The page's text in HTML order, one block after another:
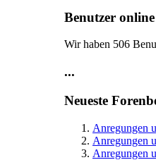
Benutzer online
Wir haben 506
...
Neueste
Anregungen
Anregungen
Anregungen